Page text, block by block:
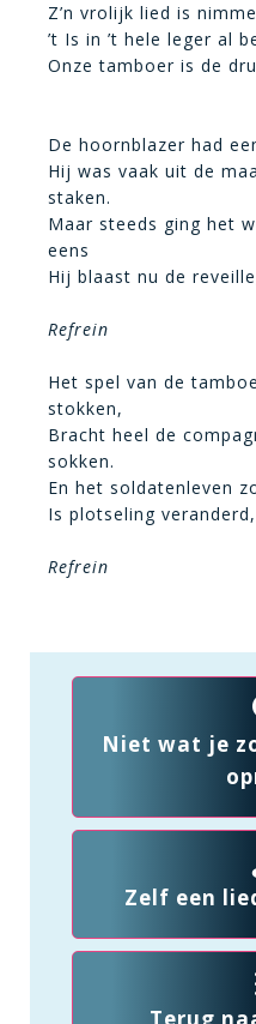
Z’n vrolijk lied is
’t Is in ’t hele leger al
Onze tamboer is de
De hoornblazer had
Hij was vaak uit de
staken.
Maar steeds ging het
eens
Hij blaast nu de
Refrein
Het spel van de
stokken,
Bracht heel de
sokken.
En het soldatenleven
Is plotseling
Refrein
Niet wat je
Zelf een